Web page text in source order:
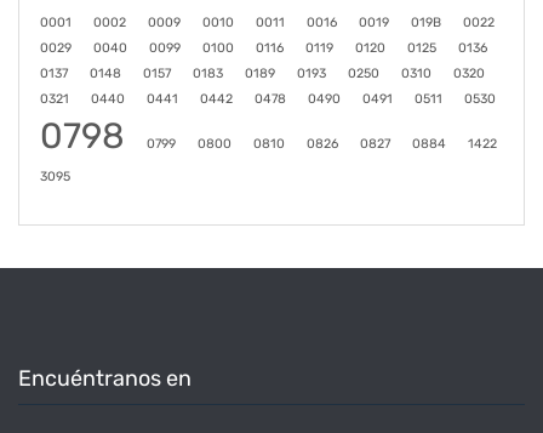
0001 0002 0009 0010 0011 0016 0019 019B
0022
0029
0040 0099 0100 0116 0119 0120 0125
0136
0137
0148 0157 0183 0189 0193 0250 0310
0320
0321
0440 0441 0442 0478 0490 0491 0511 0530
0798 0799 0800 0810 0826 0827 0884 1422
3095
Encuéntranos en